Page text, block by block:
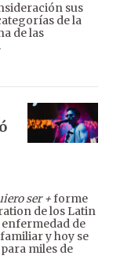
sus
de la
de las
ser +forme
de los Latin
enfermedad de
y hoy se
miles de